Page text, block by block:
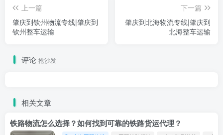
上一篇
肇庆到钦州物流专线|肇庆到
钦州整车运输
下一篇
肇庆到北海物流专线|肇庆到
北海整车运输
评论 抢沙发
相关文章
铁路物流怎么选择？如何找到可靠的铁路货运代理？